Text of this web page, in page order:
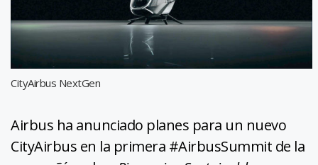
CityAirbus NextGen
Airbus ha anunciado planes para un nuevo
CityAirbus en la primera #AirbusSummit de la